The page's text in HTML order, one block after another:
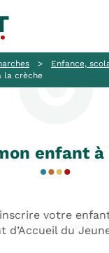
> Enfance,
la crèche
enfant à
votre
d’Accueil du